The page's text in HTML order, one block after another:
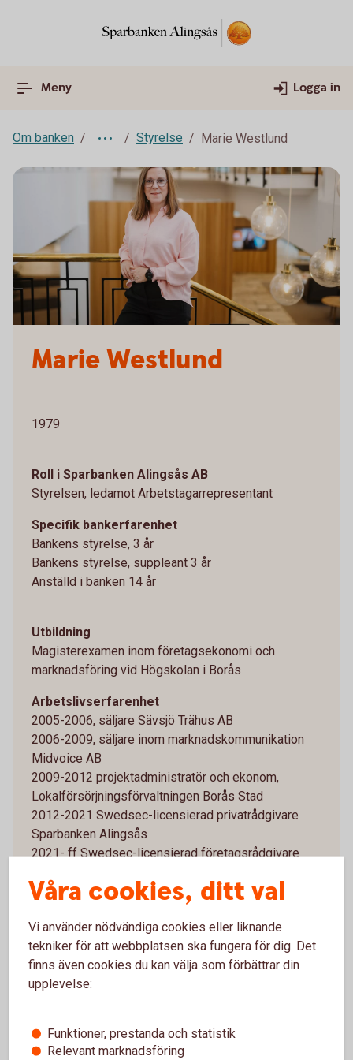
Meny Logga in
Om banken Styrelse Marie Westlund
Marie Westlund
1979
Roll i Sparbanken Alingsås AB
Styrelsen, ledamot Arbetstagarrepresentant
Specifik bankerfarenhet
Bankens styrelse, 3 år
Bankens styrelse, suppleant 3 år
Anställd i banken 14 år
Utbildning
Magisterexamen inom företagsekonomi och
marknadsföring vid Högskolan i Borås
Arbetslivserfarenhet
2005-2006, säljare Sävsjö Trähus AB
2006-2009, säljare inom marknadskommunikation
Midvoice AB
2009-2012 projektadministratör och ekonom,
Lokalförsörjningsförvaltningen Borås Stad
2012-2021 Swedsec-licensierad privatrådgivare
Sparbanken Alingsås
2021- ff Swedsec-licensierad företagsrådgivare
Övriga styrelseuppdrag och förtroendeuppdrag
Finansförbundets lokala klubb Sparbanken Alingsås,
ordförande
Gymmix Ljung/Ljungs Gymnastikförening,
ordförande
Våra cookies, ditt val
Vi använder nödvändiga cookies eller liknande
tekniker för att webbplatsen ska fungera för dig. Det
finns även cookies du kan välja som förbättrar din
upplevelse:
Funktioner, prestanda och statistik
Relevant marknadsföring